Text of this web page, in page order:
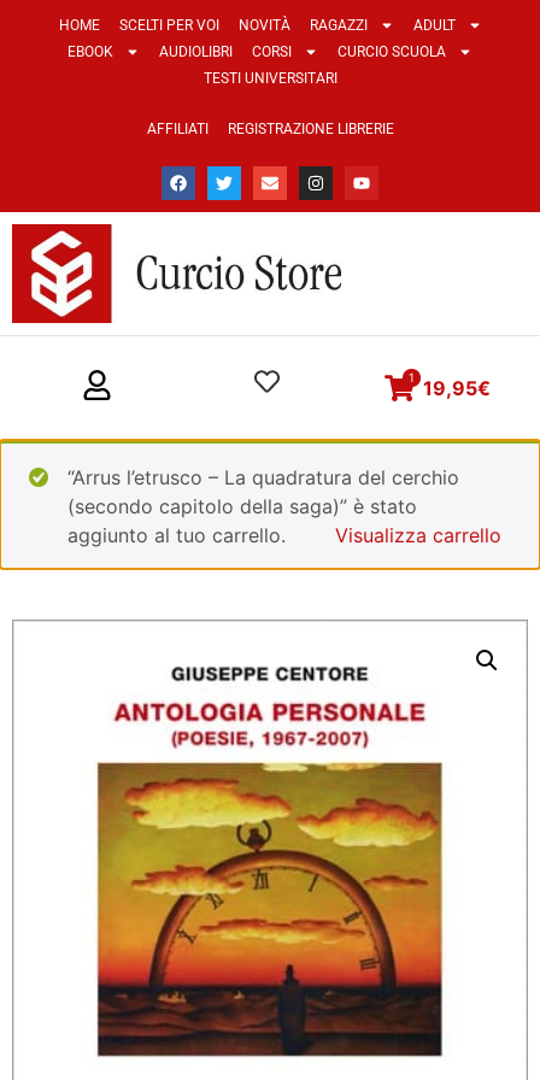
HOME SCELTI PER VOI NOVITÀ RAGAZZI
ADULT
EBOOK
AUDIOLIBRI CORSI
CURCIO SCUOLA
TESTI UNIVERSITARI
AFFILIATI REGISTRAZIONE LIBRERIE
19,95€
1
“Arrus l’etrusco – La quadratura del cerchio
(secondo capitolo della saga)” è stato
aggiunto al tuo carrello.
Visualizza carrello